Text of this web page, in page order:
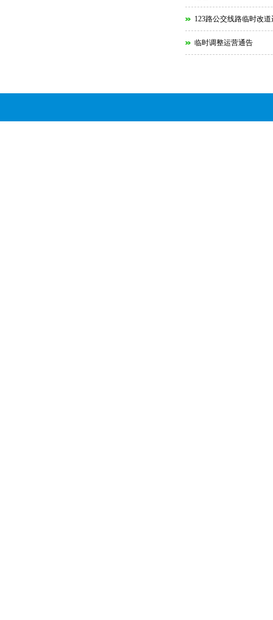
123路公交线路临时改
临时调整运营通告